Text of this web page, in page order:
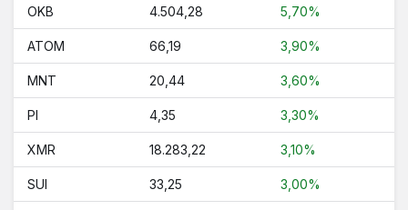
OKB 4.504,28 5,70%
ATOM 66,19 3,90%
MNT 20,44 3,60%
PI 4,35 3,30%
XMR 18.283,22 3,10%
SUI 33,25 3,00%